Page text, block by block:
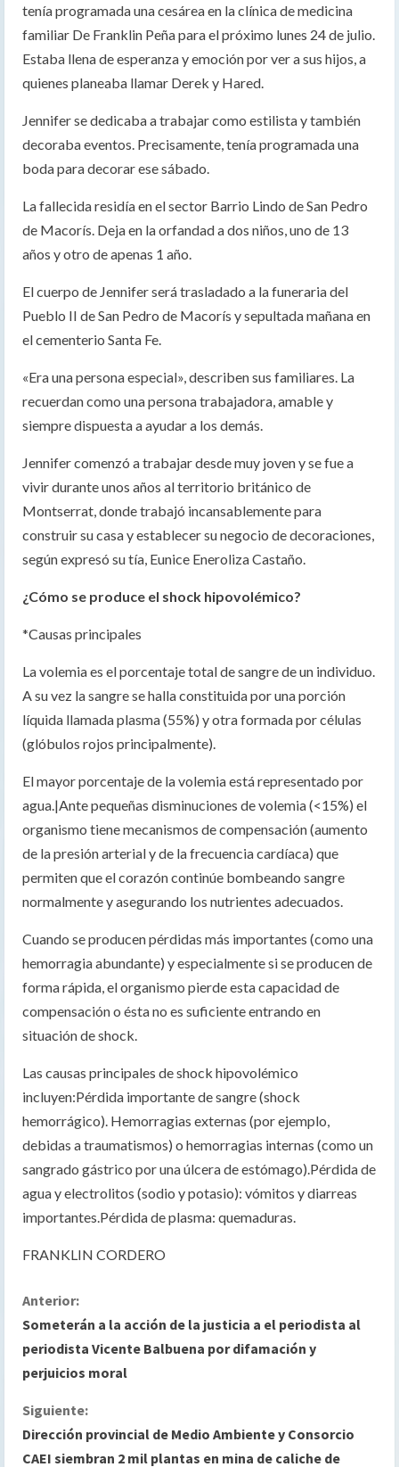
tenía programada una cesárea en la clínica de medicina
familiar De Franklin Peña para el próximo lunes 24 de julio.
Estaba llena de esperanza y emoción por ver a sus hijos, a
quienes planeaba llamar Derek y Hared.
Jennifer se dedicaba a trabajar como estilista y también
decoraba eventos. Precisamente, tenía programada una
boda para decorar ese sábado.
La fallecida residía en el sector Barrio Lindo de San Pedro
de Macorís. Deja en la orfandad a dos niños, uno de 13
años y otro de apenas 1 año.
El cuerpo de Jennifer será trasladado a la funeraria del
Pueblo II de San Pedro de Macorís y sepultada mañana en
el cementerio Santa Fe.
«Era una persona especial», describen sus familiares. La
recuerdan como una persona trabajadora, amable y
siempre dispuesta a ayudar a los demás.
Jennifer comenzó a trabajar desde muy joven y se fue a
vivir durante unos años al territorio británico de
Montserrat, donde trabajó incansablemente para
construir su casa y establecer su negocio de decoraciones,
según expresó su tía, Eunice Eneroliza Castaño.
¿Cómo se produce el shock hipovolémico?
*Causas principales
La volemia es el porcentaje total de sangre de un individuo.
A su vez la sangre se halla constituida por una porción
líquida llamada plasma (55%) y otra formada por células
(glóbulos rojos principalmente).
El mayor porcentaje de la volemia está representado por
agua.|Ante pequeñas disminuciones de volemia (<15%) el
organismo tiene mecanismos de compensación (aumento
de la presión arterial y de la frecuencia cardíaca) que
permiten que el corazón continúe bombeando sangre
normalmente y asegurando los nutrientes adecuados.
Cuando se producen pérdidas más importantes (como una
hemorragia abundante) y especialmente si se producen de
forma rápida, el organismo pierde esta capacidad de
compensación o ésta no es suficiente entrando en
situación de shock.
Las causas principales de shock hipovolémico
incluyen:Pérdida importante de sangre (shock
hemorrágico). Hemorragias externas (por ejemplo,
debidas a traumatismos) o hemorragias internas (como un
sangrado gástrico por una úlcera de estómago).Pérdida de
agua y electrolitos (sodio y potasio): vómitos y diarreas
importantes.Pérdida de plasma: quemaduras.
FRANKLIN CORDERO
S
i
g
u
e
Anterior:
Someterán a la acción de la justicia a el periodista al
periodista Vicente Balbuena por difamación y
perjuicios moral
Siguiente:
Dirección provincial de Medio Ambiente y Consorcio
CAEI siembran 2 mil plantas en mina de caliche de